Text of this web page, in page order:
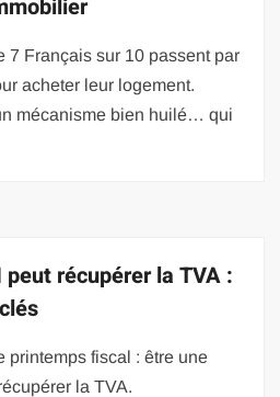
7 Français sur 10 passent par
acheter leur logement.
mécanisme bien huilé… qui
récupérer la TVA :
printemps fiscal : être une
la TVA.